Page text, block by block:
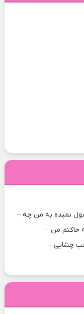
نمیده به من چه –
خاکتم من –
چشایی –